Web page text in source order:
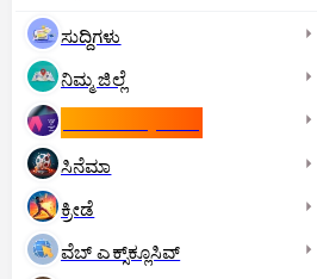
ಸುದ್ದಿಗಳು
ನಿಮ್ಮ ಜಿಲ್ಲೆ
ಸಿನೆಮಾ
ಕ್ರೀಡೆ
ವೆಬ್ ಎಕ್ಸ್‌ಕ್ಲೂಸಿವ್